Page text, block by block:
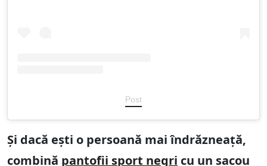
Post
Și dacă ești o persoană mai îndrăzneață,
combină pantofii sport negri cu un sacou